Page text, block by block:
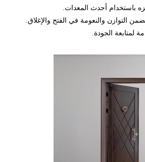
باستخدام أحدث المعدات.
التوازن والنعومة في الفتح والإغلاق.
لمتابعة الجودة.